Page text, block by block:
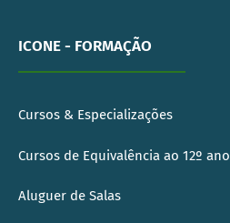
ICONE - FORMAÇÃO
Cursos & Especializações
Cursos de Equivalência ao 12º ano
Aluguer de Salas